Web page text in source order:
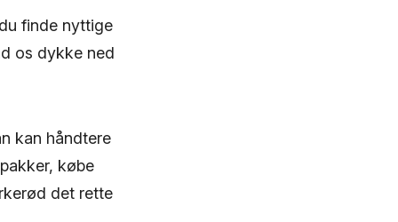
finde nyttige
os dykke ned
kan håndtere
købe
det rette